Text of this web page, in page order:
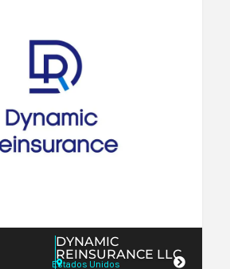
DYNAMIC
REINSURANCE LLC
Estados Unidos